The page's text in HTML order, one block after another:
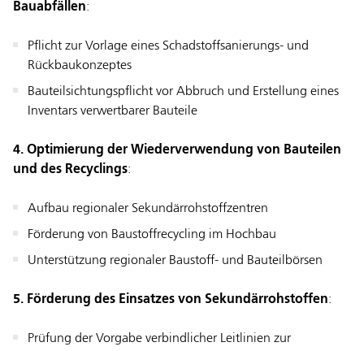
Bauabfällen:
Pflicht zur Vorlage eines Schadstoffsanierungs- und
Rückbaukonzeptes
Bauteilsichtungspflicht vor Abbruch und Erstellung eines
Inventars verwertbarer Bauteile
4. Optimierung der Wiederverwendung von Bauteilen
und des Recyclings:
Aufbau regionaler Sekundärrohstoffzentren
Förderung von Baustoffrecycling im Hochbau
Unterstützung regionaler Baustoff- und Bauteilbörsen
5. Förderung des Einsatzes von Sekundärrohstoffen:
Prüfung der Vorgabe verbindlicher Leitlinien zur